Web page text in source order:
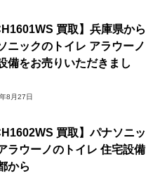
買取】兵庫県から
ニックのトイレ アラウーノ
備をお売りいただきまし
8月27日
買取】パナソニッ
ラウーノのトイレ 住宅設備
から